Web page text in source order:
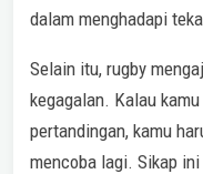
dalam menghadapi
Selain itu, rugby
kegagalan. Kalau
pertandingan, kamu
mencoba lagi. Sikap